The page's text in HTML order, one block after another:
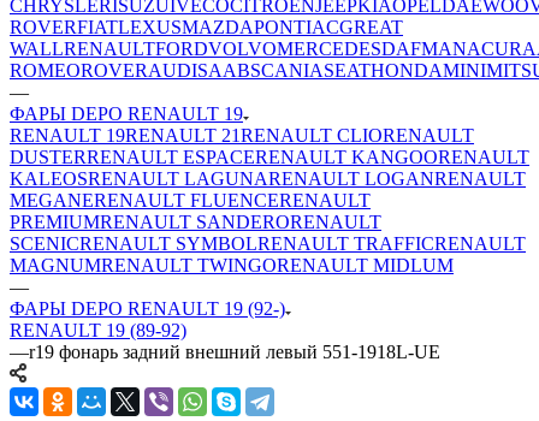
CHRYSLERISUZUIVECOCITROENJEEPKIAOPELDAEWOO
ROVERFIATLEXUSMAZDAPONTIACGREAT
WALLRENAULTFORDVOLVOMERCEDESDAFMANACURA
ROMEOROVERAUDISAABSCANIASEATHONDAMINI
—
ФАРЫ DEPO RENAULT 19
RENAULT 19RENAULT 21RENAULT CLIORENAULT
DUSTERRENAULT ESPACERENAULT KANGOORENAULT
KALEOSRENAULT LAGUNARENAULT LOGANRENAULT
MEGANERENAULT FLUENCERENAULT
PREMIUMRENAULT SANDERORENAULT
SCENICRENAULT SYMBOLRENAULT TRAFFICRENAULT
MAGNUMRENAULT TWINGORENAULT MIDLUM
—
ФАРЫ DEPO RENAULT 19 (92-)
RENAULT 19 (89-92)
—r19 фонарь задний внешний левый 551-1918L-UE